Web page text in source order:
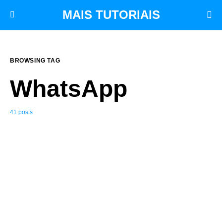
MAIS TUTORIAIS
BROWSING TAG
WhatsApp
41 posts